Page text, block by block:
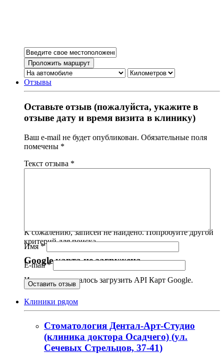
К сожалению, записей не найдено. Попробуйте другой
критерий для поиска.
Google карта не загружена
Извините, не удалось загрузить API Карт Google.
Отзывы
Оставьте отзыв (пожалуйста, укажите в
отзыве дату и время визита в клинику)
Ваш e-mail не будет опубликован. Обязательные поля
помечены *
Текст отзыва *
Имя*
E-mail*
Клиники рядом
Стоматология Дентал-Арт-Студио
(клиника доктора Осадчего) (ул.
Сечевых Стрельцов, 37-41)